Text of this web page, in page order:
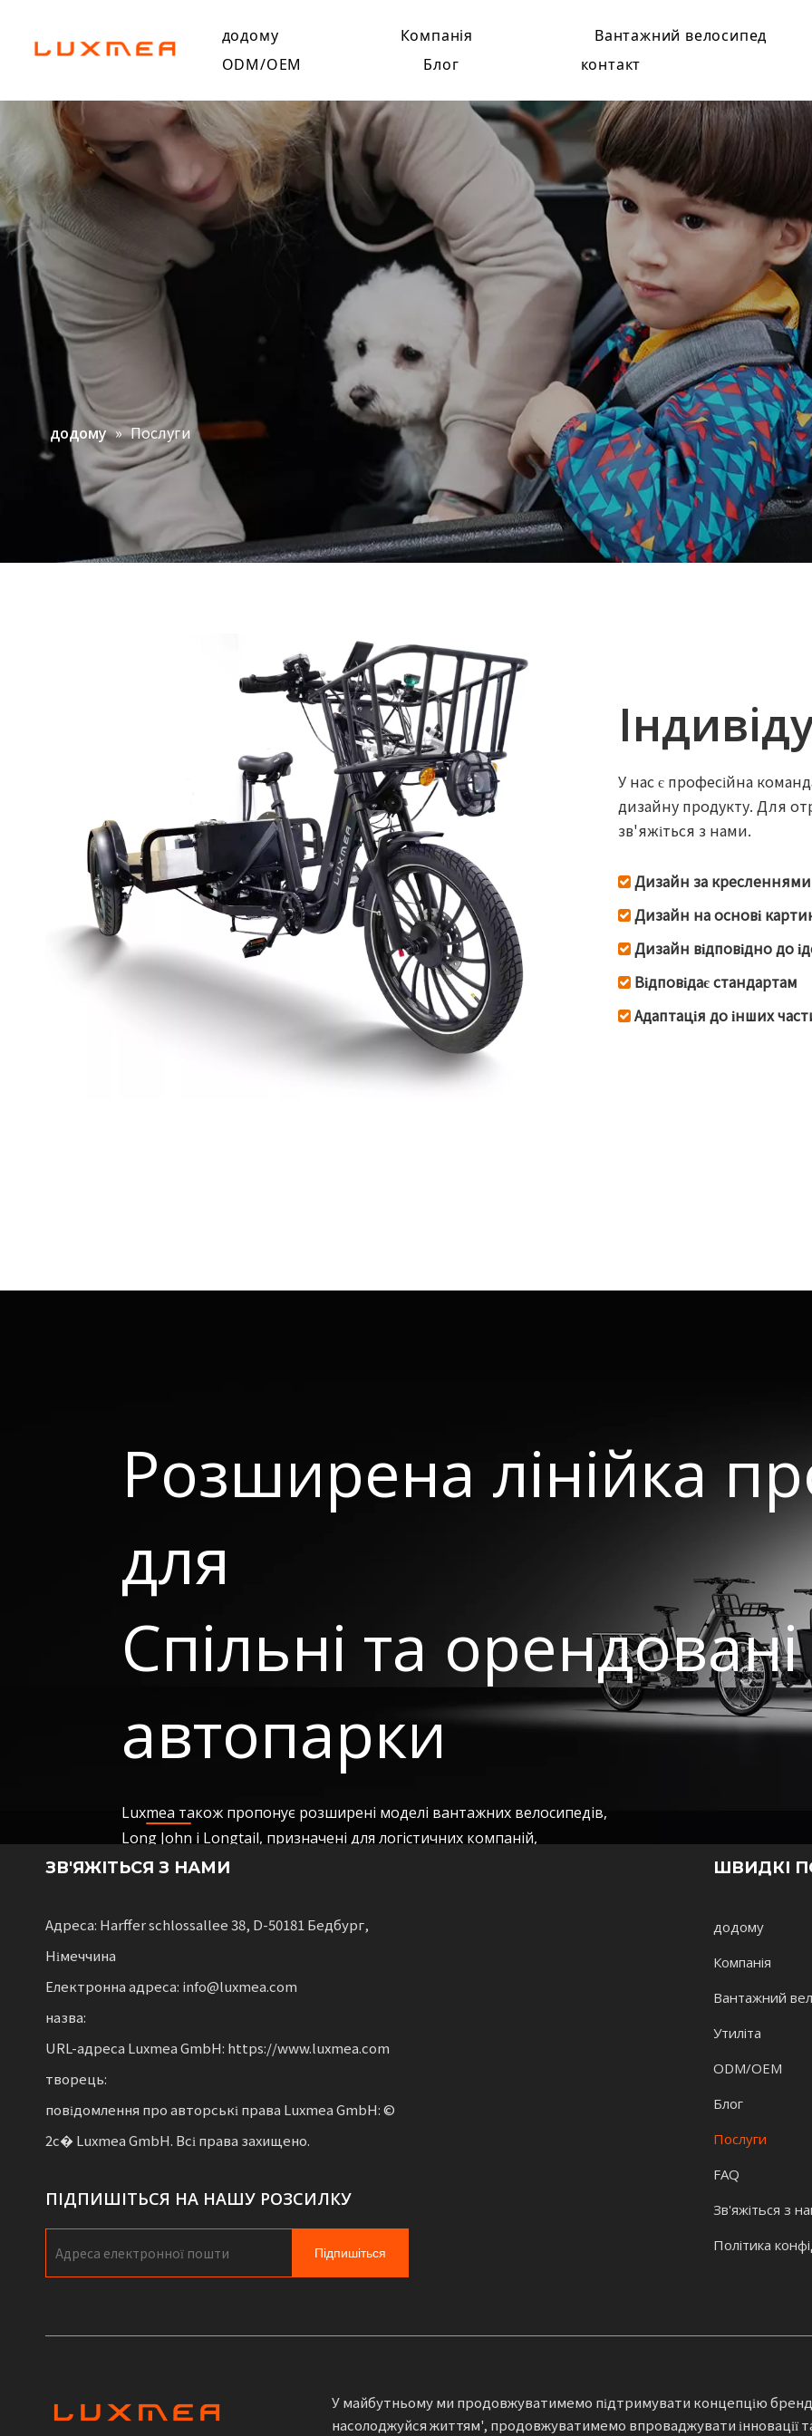
додому Компанія Вантажний велосипед
ODM/OEM
Блог контакт
додому » Послуги
У нас є професійна
дизайну продукту. Для
зв'яжіться з нами.
 Дизайн за кресленнями
 Дизайн на основі
 Дизайн відповідно до
 Відповідає стандартам
 Адаптація до інших
Розширена лінійка
для
Спільні та орендовані
автопарки
Luxmea також пропонує розширені моделі вантажних велосипедів,
Long John і Longtail, призначені для логістичних компаній,
послуги спільного використання та оренди автопарків. Ці рішення поєднують у собі
ЗВ'ЯЖІТЬСЯ З НАМИ
Адреса: Harffer schlossallee 38, D-50181 Бедбург,
Німеччина
Електронна адреса: info@luxmea.com
назва:
URL-адреса Luxmea GmbH: https://www.luxmea.com
творець:
повідомлення про авторські права Luxmea GmbH: ©
2с� Luxmea GmbH. Всі права захищено.
ПІДПИШІТЬСЯ НА НАШУ РОЗСИЛКУ
Підпишіться
ШВИДКІ
додому
Компанія
Вантажний
Утиліта
ODM/OEM
Блог
Послуги
FAQ
Зв'яжіться з
Політика
У майбутньому ми продовжуватимемо підтримувати концепцію
насолоджуйся життям', продовжуватимемо впроваджувати інновації